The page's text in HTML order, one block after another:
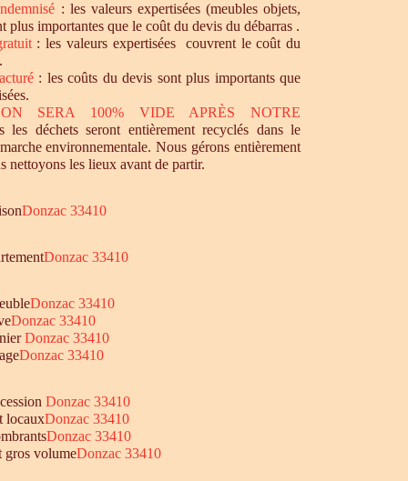
: les valeurs expertisées (meubles objets,
plus importantes que le coût du devis du débarras .
: les valeurs expertisées couvrent le coût du
: les coûts du devis sont plus importants que
SERA 100% VIDE APRÈS NOTRE
les déchets seront entièrement recyclés dans le
environnementale. Nous gérons entièrement
nettoyons les lieux avant de partir.
Donzac 33410
Donzac 33410
Donzac 33410
Donzac 33410
Donzac 33410
Donzac 33410
Donzac 33410
locauxDonzac 33410
Donzac 33410
gros volumeDonzac 33410